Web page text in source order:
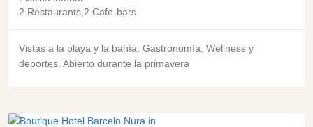
2 Restaurants,2 Cafe-bars
Vistas a la playa y la bahía. Gastronomía, Wellness y
deportes. Abierto durante la primavera